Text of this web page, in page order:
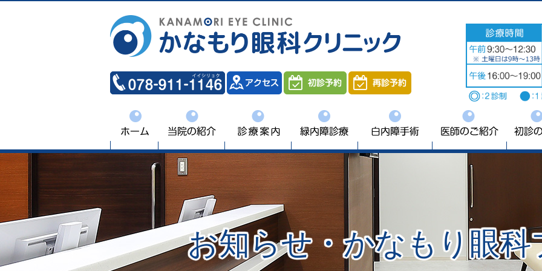
緑内障診療白内障手術 医師のご紹介 初診の方へ
よくあるご質問
お知らせ・かなもり眼科